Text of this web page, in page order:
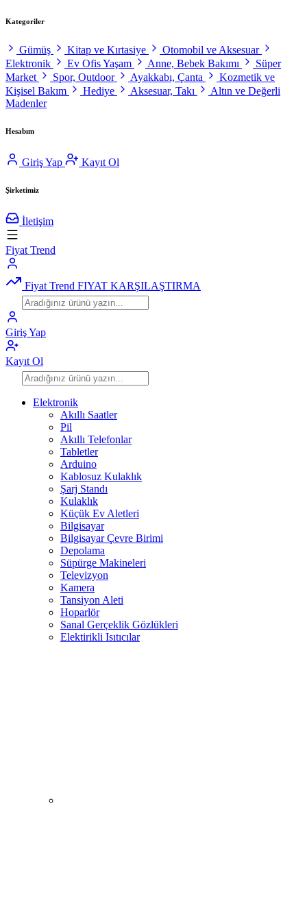
Kategoriler
Gümüş Kitap ve Kırtasiye
Otomobil ve Aksesuar
Elektronik
Ev Ofis Yaşam Anne, Bebek Bakımı
Süper
Market
Spor, Outdoor Ayakkabı, Çanta
Kozmetik ve
Kişisel Bakım
Hediye Aksesuar, Takı
Altın ve Değerli
Madenler
Hesabım
Giriş Yap Kayıt Ol
Şirketimiz
İletişim
Fiyat Trend
Fiyat Trend FIYAT KARŞILAŞTIRMA
Giriş Yap
Kayıt Ol
Elektronik
Akıllı Saatler
Pil
Akıllı Telefonlar
Tabletler
Arduino
Kablosuz Kulaklık
Şarj Standı
Kulaklık
Küçük Ev Aletleri
Bilgisayar
Bilgisayar Çevre Birimi
Depolama
Süpürge Makineleri
Televizyon
Kamera
Tansiyon Aleti
Hoparlör
Sanal Gerçeklik Gözlükleri
Elektirikli Isıtıcılar